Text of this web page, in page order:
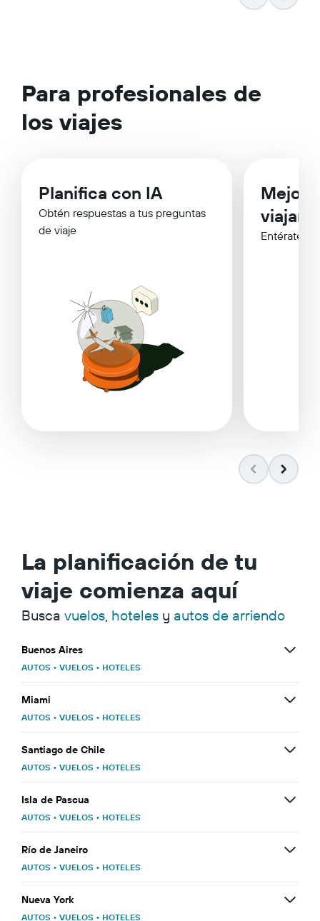
Para profesionales de
los viajes
Planifica con IA
Obtén respuestas a tus preguntas
de viaje
Mejor
viajar
Entérate
La planificación de tu
viaje comienza aquí
Busca vuelos, hoteles y autos de arriendo
Buenos Aires
AUTOS • VUELOS • HOTELES
Miami
AUTOS • VUELOS • HOTELES
Santiago de Chile
AUTOS • VUELOS • HOTELES
Isla de Pascua
AUTOS • VUELOS • HOTELES
Río de Janeiro
AUTOS • VUELOS • HOTELES
Nueva York
AUTOS • VUELOS • HOTELES